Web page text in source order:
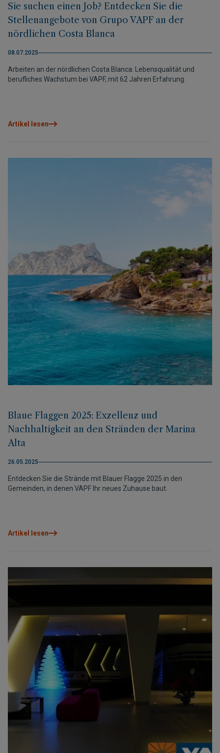
Sie suchen einen Job? Entdecken Sie die
Stellenangebote von Grupo VAPF an der
nördlichen Costa Blanca
08.07.2025
Arbeiten an der nördlichen Costa Blanca: Lebensqualität und
berufliches Wachstum bei VAPF, mit 62 Jahren Erfahrung.
Artikel lesen
Blaue Flaggen 2025: Exzellenz und
Nachhaltigkeit an den Stränden der Marina
Alta
26.05.2025
Entdecken Sie die Strände mit Blauer Flagge 2025 in den
Gemeinden, in denen VAPF Ihr neues Zuhause baut.
Artikel lesen